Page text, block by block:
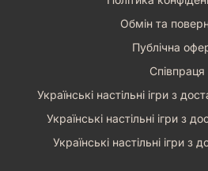
Обмін та
Публічна
Співпраця
Українські настільні ігри з
Українські настільні ігри з
Українські настільні ігри з